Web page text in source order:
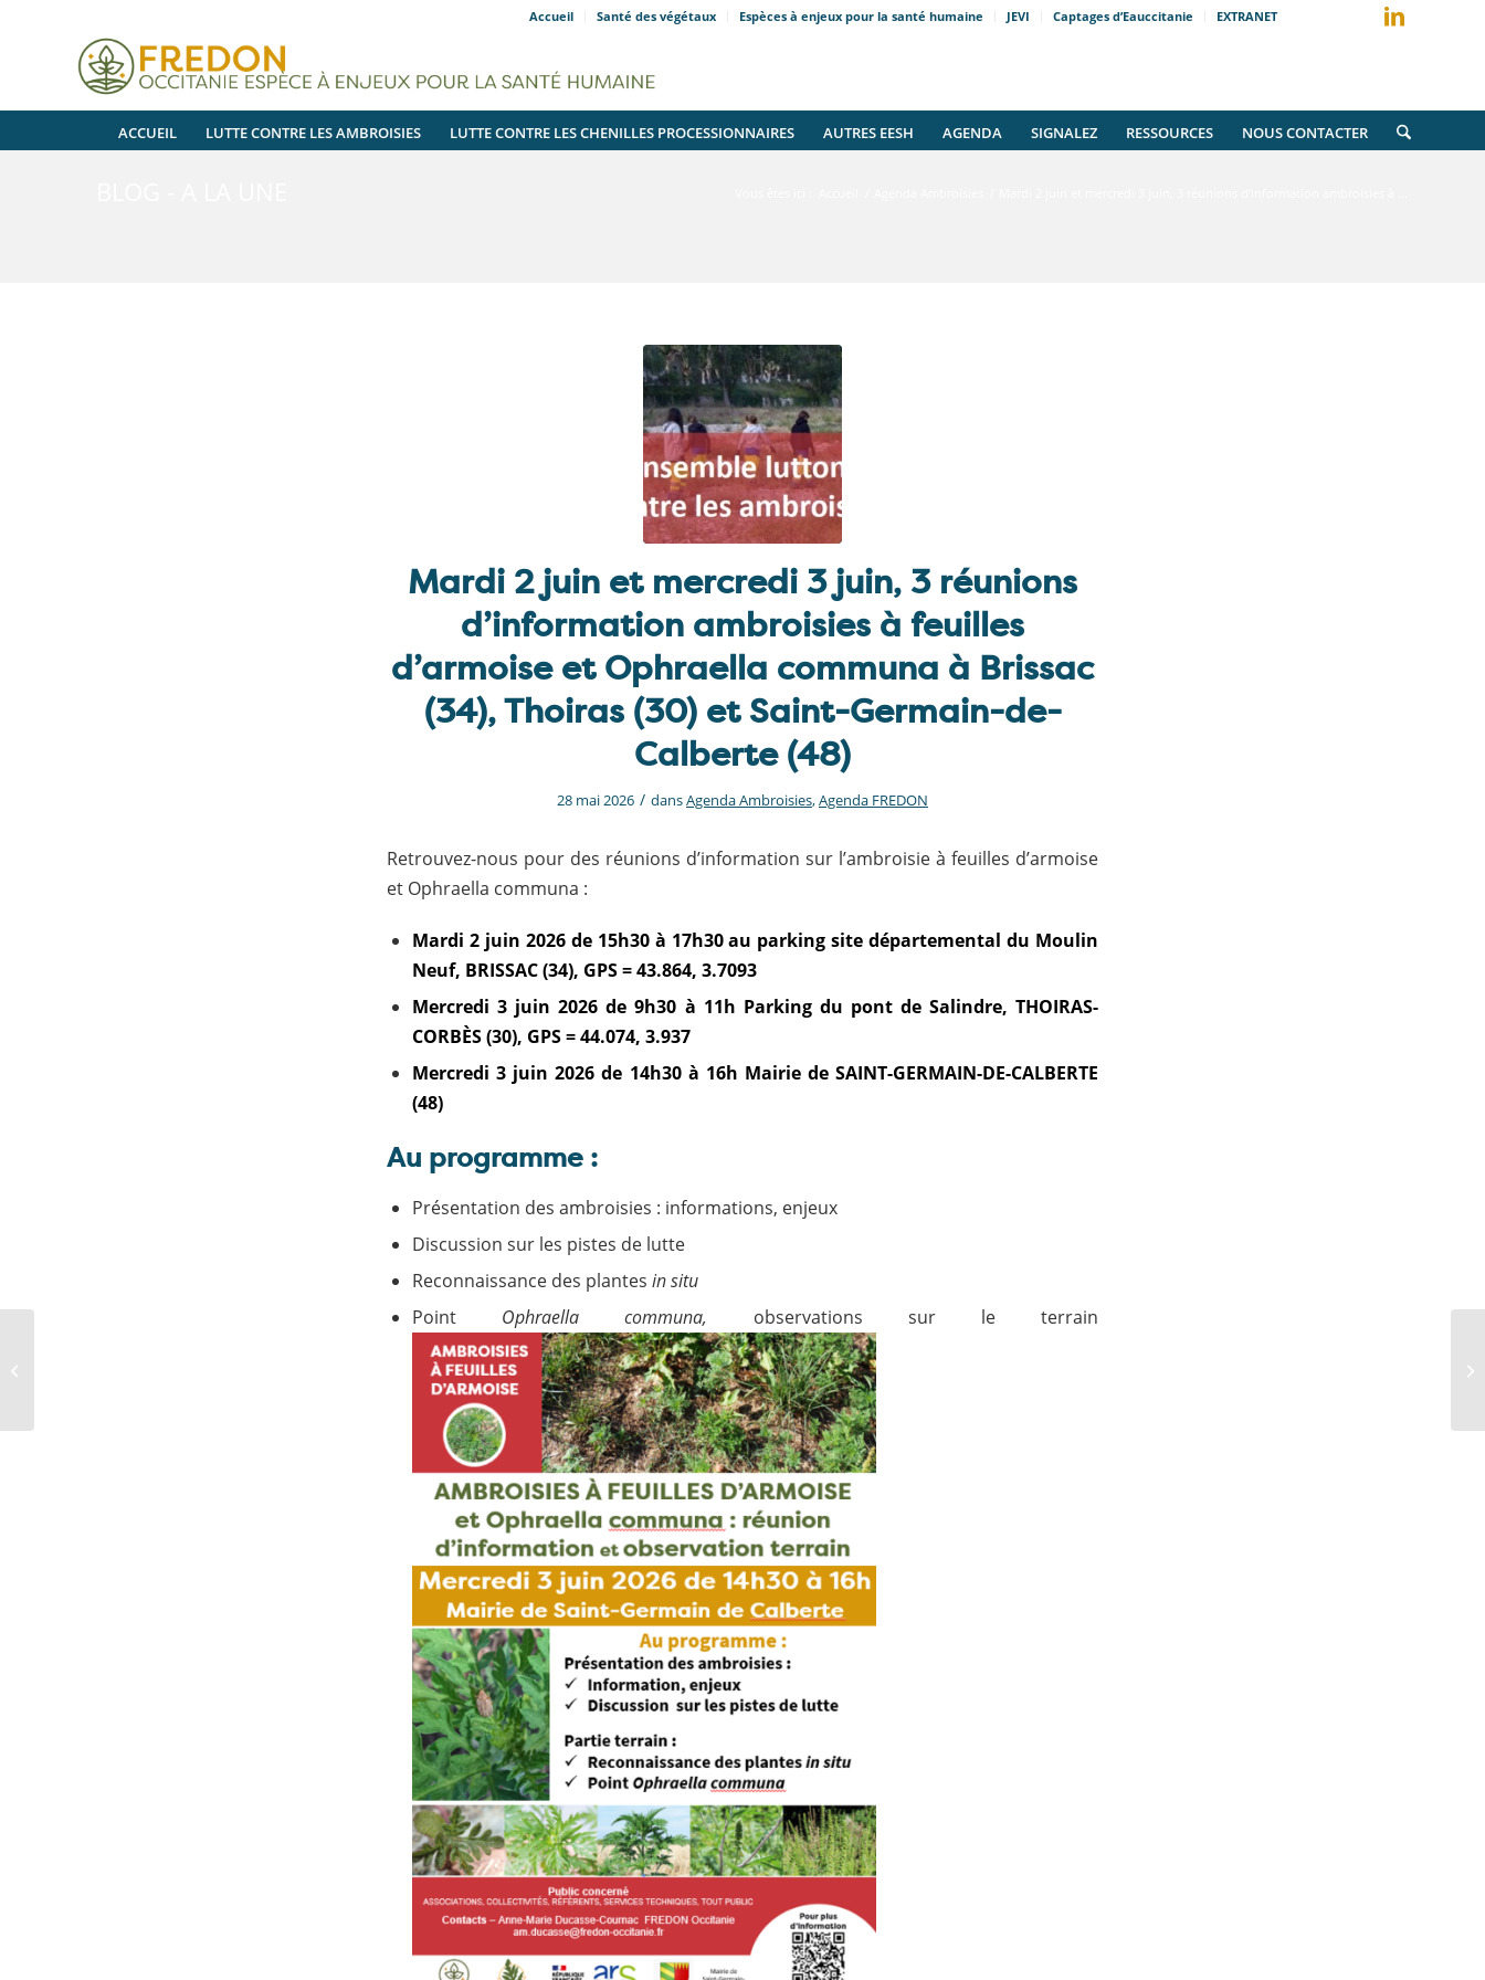
Accueil Santé des végétaux Espèces à enjeux pour la santé humaine JEVI Captages d’Eauccitanie EXTRANET
ACCUEIL LUTTE CONTRE LES AMBROISIES LUTTE CONTRE LES CHENILLES PROCESSIONNAIRES AUTRES EESH AGENDA SIGNALEZ RESSOURCES NOUS CONTACTER
Mardi 2 juin et mercredi 3 juin, 3 réunions
d’information ambroisies à feuilles
d’armoise et Ophraella communa à Brissac
(34), Thoiras (30) et Saint-Germain-de-
Calberte (48)
28 mai 2026 / dansAgenda Ambroisies,Agenda FREDON
Retrouvez-nous pour des réunions d’information sur l’ambroisie à feuilles d’armoise
et Ophraella communa :
Mardi 2 juin 2026 de 15h30 à 17h30 au parking site départemental du Moulin
Neuf, BRISSAC (34), GPS = 43.864, 3.7093
Mercredi 3 juin 2026 de 9h30 à 11h Parking du pont de Salindre, THOIRAS-
CORBÈS (30), GPS = 44.074, 3.937
Mercredi 3 juin 2026 de 14h30 à 16h Mairie de SAINT-GERMAIN-DE-CALBERTE
(48)
Au programme :
Présentation des ambroisies : informations, enjeux
Discussion sur les pistes de lutte
Reconnaissance des plantesin situ
Point Ophraella communa, observations sur le terrain